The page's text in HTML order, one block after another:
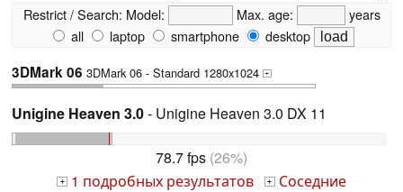
Restrict / Search: Model: Max. age:
years
all
laptop smartphone desktop
3DMark 06 3DMark 06 - Standard 1280x1024 +
Unigine Heaven 3.0- Unigine Heaven 3.0 DX 11
78.7 fps (26%)
+ 1 подробных результатов + Соседние